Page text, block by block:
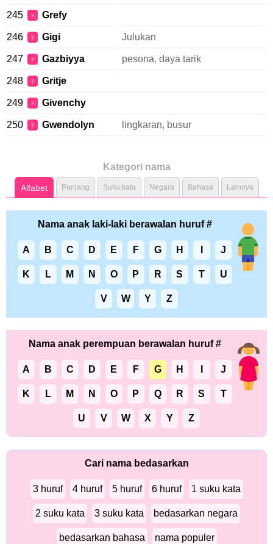
245 ♀ Grefy
246 ♀ Gigi Julukan
247 ♀ Gazbiyya pesona, daya tarik
248 ♀ Gritje
249 ♀ Givenchy
250 ♀ Gwendolyn lingkaran, busur
Kategori nama
Alfabet Panjang Suku kata Negara Bahasa Lainnya
Nama anak laki-laki berawalan huruf #
A B C D E F G H J
K L M N O P R S T U
V W Y Z
Nama anak perempuan berawalan huruf #
A B C D E F G H J
K L M N O P Q R S T
U V W X Y Z
Cari nama bedasarkan
3 huruf 4 huruf 5 huruf 6 huruf 1 suku kata
2 suku kata 3 suku kata bedasarkan negara
bedasarkan bahasa nama populer